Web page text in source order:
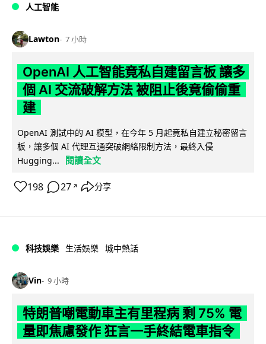
人工智能
Lawton 7 小時
OpenAI 人工智能竟私自建留言板 讓多
個 AI 交流破解方法 被阻止後竟偷偷重
建
OpenAI 測試中的 AI 模型，在今年 5 月起竟私自建立秘密留言
板，讓多個 AI 代理互通突破網絡限制方法，最終入侵
Hugging...
閱讀全文
198 27 ↗ 分享
科技娛樂 生活娛樂 城中熱話
Vin 9 小時
特朗普嘲電動車主有里程病 剩 75% 電
量即焦慮發作 狂言一手終結電車指令